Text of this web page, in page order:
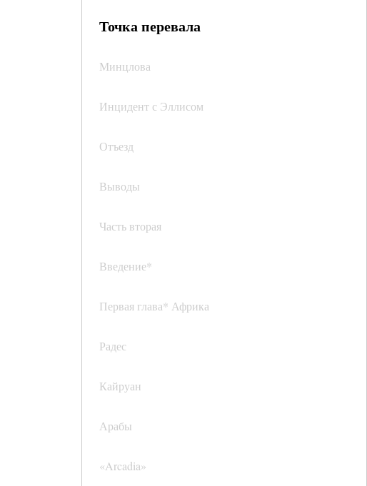
Точка перевала
Минцлова
Инцидент с Эллисом
Отъезд
Выводы
Часть вторая
Введение*
Первая глава* Африка
Радес
Кайруан
Арабы
«Arcadia»